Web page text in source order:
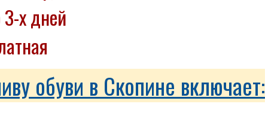
х дней
обуви в Скопине включает: